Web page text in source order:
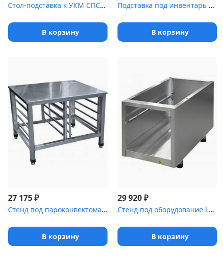
Стол-подставка к УКМ СПС-111/500
В корзину
Подставка под инвентарь ПК 8х4
В корзину
27 175₽
Стенд под пароконвектомат [ПК-10]
В корзину
29 920₽
Стенд под оборудование LOTUS [М-6]
В корзину